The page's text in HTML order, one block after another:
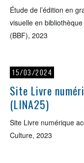
Étude de l’édition en
visuelle en
(BBF), 2023
15/03/2024
Site Livre
(LINA25)
Site Livre numérique
Culture, 2023